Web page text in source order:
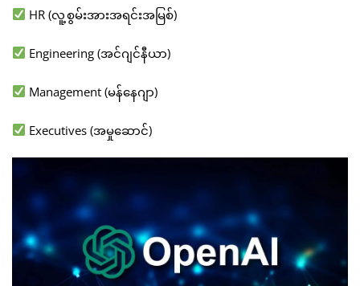
HR (လူ့စွမ်းအားအရင်းအမြစ်)
Engineering (အင်ဂျင်နီယာ)
Management (မန်နေဂျာ)
Executives (အမှုဆောင်)